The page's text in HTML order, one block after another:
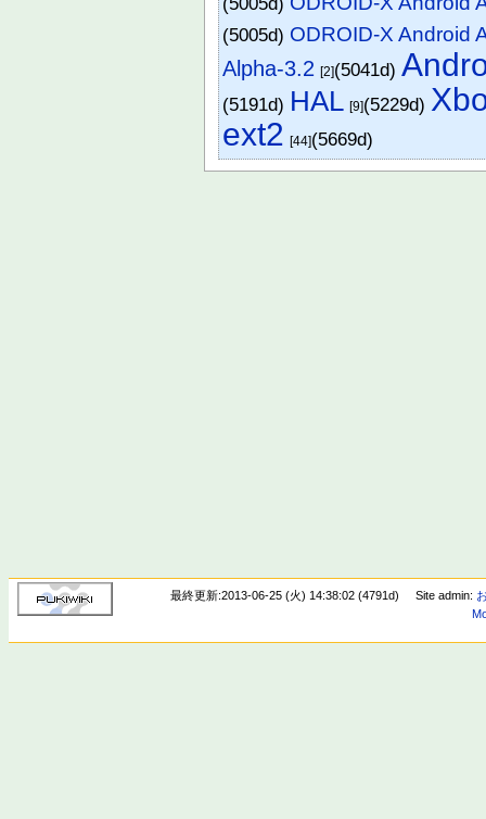
(5005d) ODROID-X Android
Alpha-3.2 [2](5041d)
(5191d) HAL [9](5229d)
ext2 [44](5669d)
最終更新:2013-06-25 (火) 14:38:02 (4791d) Site admin: